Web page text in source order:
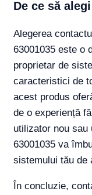
De ce să
Alegerea
63001035 este o
proprietar de
caracteristici de
acest produs
de o experiență
utilizator nou sau
63001035 va
sistemului tău de
În concluzie,